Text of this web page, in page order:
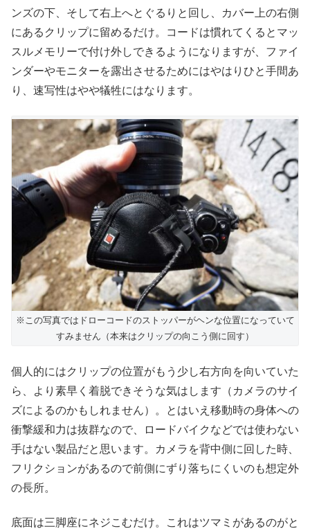
ンズの下、そして右上へとぐるりと回し、カバー上の右側
にあるクリップに留めるだけ。コードは慣れてくるとマッ
スルメモリーで付け外しできるようになりますが、ファイ
ンダーやモニターを露出させるためにはやはりひと手間あ
り、速写性はやや犠牲にはなります。
※この写真ではドローコードのストッパーがヘンな位置になっていて
すみません（本来はクリップの向こう側に回す）
個人的にはクリップの位置がもう少し右方向を向いていた
ら、より素早く着脱できそうな気はします（カメラのサイ
ズによるのかもしれません）。とはいえ移動時の身体への
衝撃緩和力は抜群なので、ロードバイクなどでは使わない
手はない製品だと思います。カメラを背中側に回した時、
フリクションがあるので前側にずり落ちにくいのも想定外
の長所。
底面は三脚座にネジこむだけ。これはツマミがあるのがと